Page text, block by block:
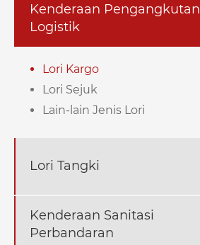
Kenderaan Pengangkutan
Logistik
Lori Kargo
Lori Sejuk
Lain-lain Jenis Lori
Lori Tangki
Kenderaan Sanitasi
Perbandaran